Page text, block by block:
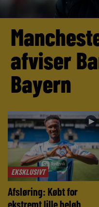
afviser
Bayern
EKSKLUSIVT
►
Afsløring: Købt for
ekstremt lille beløb